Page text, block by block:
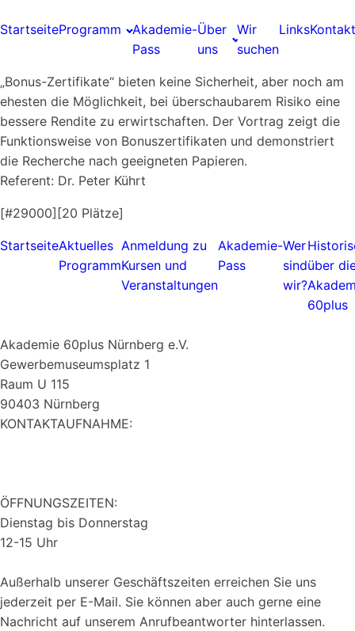
StartseiteProgramm
Akademie-
Pass
Über
uns
Wir
suchen
Links
„Bonus-Zertifikate“ bieten keine Sicherheit, aber noch am
ehesten die Möglichkeit, bei überschaubarem Risiko eine
bessere Rendite zu erwirtschaften. Der Vortrag zeigt die
Funktionsweise von Bonuszertifikaten und demonstriert
die Recherche nach geeigneten Papieren.
Referent: Dr. Peter Kührt
[#29000][20 Plätze]
StartseiteAktuelles
Programm
Anmeldung zu
Kursen und
Veranstaltungen
Akademie-
Pass
Wer
sind
wir?
über
60plus
Akademie 60plus Nürnberg e.V.
Gewerbemuseumsplatz 1
Raum U 115
90403 Nürnberg
KONTAKTAUFNAHME:
ÖFFNUNGSZEITEN:
Dienstag bis Donnerstag
12-15 Uhr
Außerhalb unserer Geschäftszeiten erreichen Sie uns
jederzeit per E-Mail. Sie können aber auch gerne eine
Nachricht auf unserem Anrufbeantworter hinterlassen.